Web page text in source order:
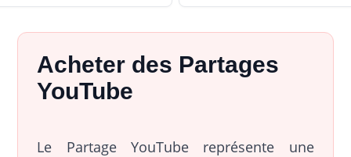
Acheter des Partages
YouTube
Le Partage YouTube représente une